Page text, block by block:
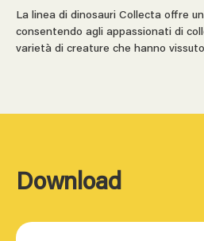
La linea di dinosauri Collecta offre
consentendo agli appassionati di
varietà di creature che hanno
Download